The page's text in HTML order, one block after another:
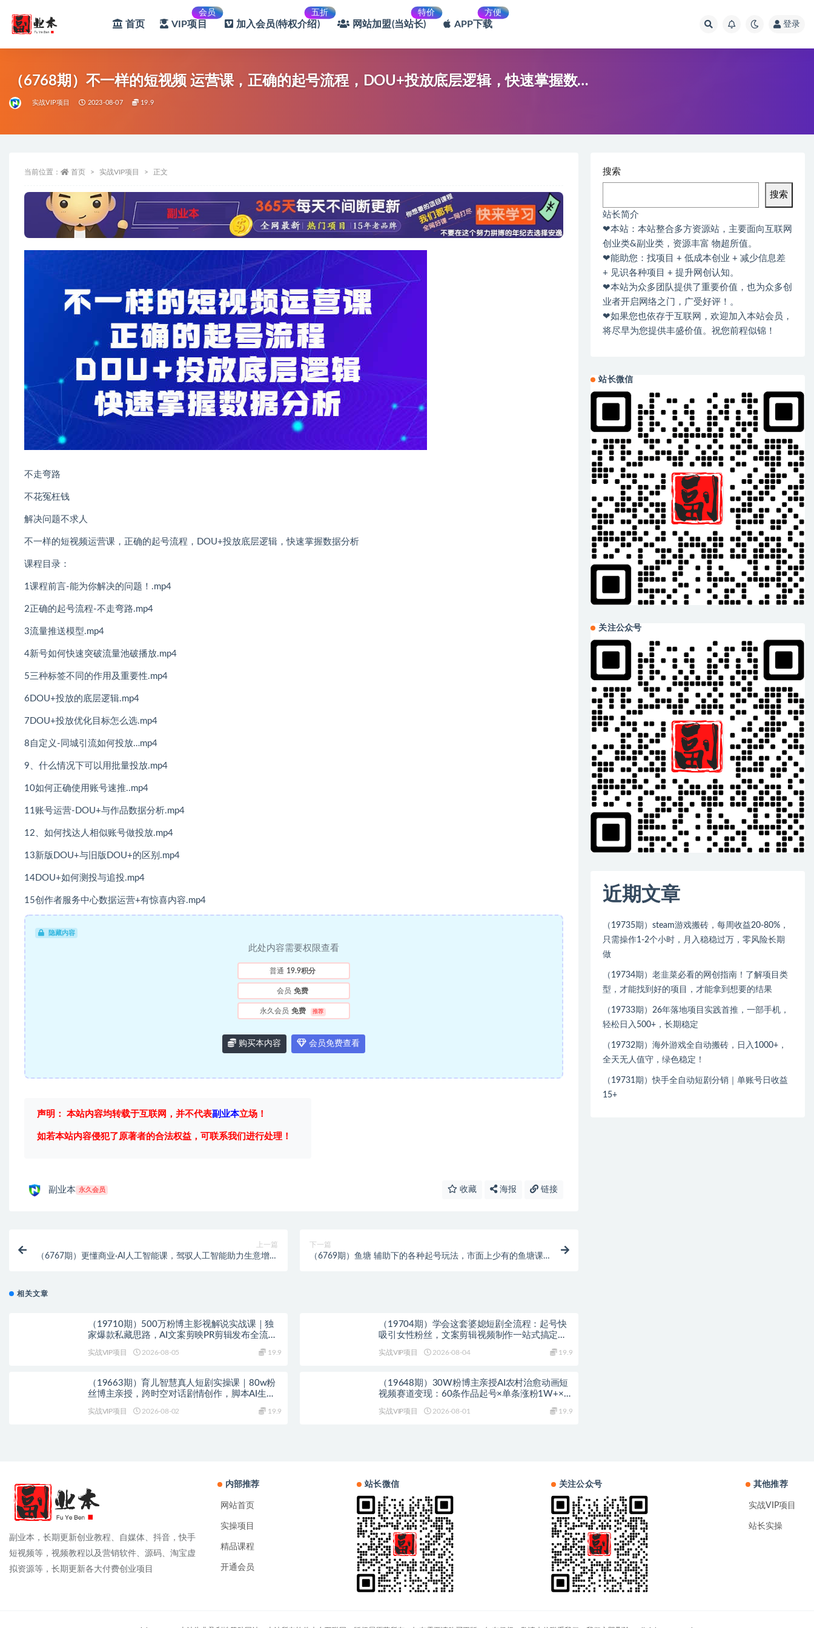
首页 VIP项目
会员
加入会员(特权介绍)
五折
网站加盟(当站长)
特价
APP下载
方便
登录
（6768期）不一样的短视频 运营课，正确的起号流程，DOU+投放底层逻辑，快速掌握数…
实战VIP项目 2023-08-07 19.9
当前位置： 首页 实战VIP项目 正文
不走弯路
不花冤枉钱
解决问题不求人
不一样的短视频运营课，正确的起号流程，DOU+投放底层逻辑，快速掌握数据分析
课程目录：
1课程前言-能为你解决的问题！.mp4
2正确的起号流程-不走弯路.mp4
3流量推送模型.mp4
4新号如何快速突破流量池破播放.mp4
5三种标签不同的作用及重要性.mp4
6DOU+投放的底层逻辑.mp4
7DOU+投放优化目标怎么选.mp4
8自定义-同城引流如何投放…mp4
9、什么情况下可以用批量投放.mp4
10如何正确使用账号速推..mp4
11账号运营-DOU+与作品数据分析.mp4
12、如何找达人相似账号做投放.mp4
13新版DOU+与旧版DOU+的区别.mp4
14DOU+如何测投与追投.mp4
15创作者服务中心数据运营+有惊喜内容.mp4
隐藏内容
此处内容需要权限查看
普通 19.9积分
会员 免费
永久会员 免费 推荐
购买本内容 会员免费查看
声明： 本站内容均转载于互联网，并不代表副业本立场！
如若本站内容侵犯了原著者的合法权益，可联系我们进行处理！
副业本 永久会员 收藏 海报 链接
上一篇
（6767期）更懂商业·AI人工智能课，​驾驭人工智能助力生意增长
下一篇
（6769期）鱼塘 辅助下的各种起号玩法，市面上少有的鱼塘课
相关文章
（19710期）500万粉博主影视解说实战课｜独
家爆款私藏思路，AI文案剪映PR剪辑发布全流程
实战VIP项目 2026-08-05 19.9
（19704期）学会这套婆媳短剧全流程：起号快
吸引女性粉丝，文案剪辑视频制作一站式搞定，
实战VIP项目 2026-08-04 19.9
（19663期）育儿智慧真人短剧实操课｜80w粉
丝博主亲授，跨时空对话剧情创作，脚本AI生图
实战VIP项目 2026-08-02 19.9
（19648期）30W粉博主亲授AI农村治愈动画短
视频赛道变现：60条作品起号×单条涨粉1W+×极
实战VIP项目 2026-08-01 19.9
搜索
搜索
站长简介
❤本站：本站整合多方资源站，主要面向互联网
创业类&副业类，资源丰富 物超所值。
❤能助您：找项目 + 低成本创业 + 减少信息差
+ 见识各种项目 + 提升网创认知。
❤本站为众多团队提供了重要价值，也为众多创
业者开启网络之门，广受好评！。
❤如果您也依存于互联网，欢迎加入本站会员，
将尽早为您提供丰盛价值。祝您前程似锦！
站长微信
关注公众号
近期文章
（19735期）steam游戏搬砖，每周收益20-80%，
只需操作1-2个小时，月入稳稳过万，零风险长期
做
（19734期）老韭菜必看的网创指南！了解项目类
型，才能找到好的项目，才能拿到想要的结果
（19733期）26年落地项目实践首推，一部手机，
轻松日入500+，长期稳定
（19732期）海外游戏全自动搬砖，日入1000+，
全天无人值守，绿色稳定！
（19731期）快手全自动短剧分销｜单账号日收益
15+
副业本，长期更新创业教程、自媒体、抖音，快手
短视频等，视频教程以及营销软件、源码、淘宝虚
拟资源等，长期更新各大付费创业项目
内部推荐
网站首页
实操项目
精品课程
开通会员
站长微信 关注公众号 其他推荐
实战VIP项目
站长实操